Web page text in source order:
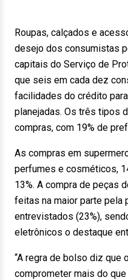
Roupas, calçados e
desejo dos consumistas
capitais do Serviço de
que seis em cada dez
facilidades do crédito
planejadas. Os três tipos
compras, com 19% de
As compras em
perfumes e cosméticos,
13%. A compra de peças
feitas na maior parte pela
entrevistados (23%),
eletrônicos o destaque
“A regra de bolso diz que
comprometer mais do